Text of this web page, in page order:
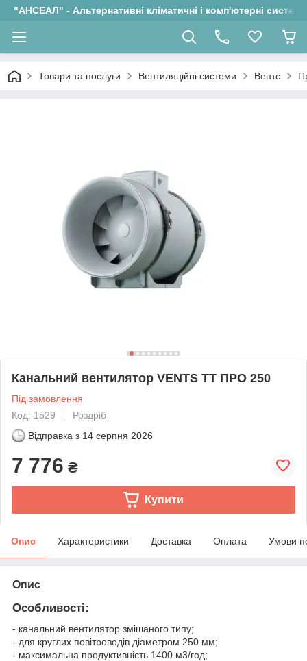
"АНСЕАЛ" - Альтернативні кліматичні і комп'ютерні системи
Товари та послуги Вентиляційні системи Вентс
Канальний вентилятор VENTS ТТ ПРО 250
Під замовлення
Код: 1529
Роздріб
Відправка з 14 серпня 2026
7 776 ₴
Купити
Опис Характеристики Доставка Оплата Умови
Опис
Особливості:
- канальний вентилятор змішаного типу;
- для круглих повітроводів діаметром 250 мм;
- максимальна продуктивність 1400 м3/год;